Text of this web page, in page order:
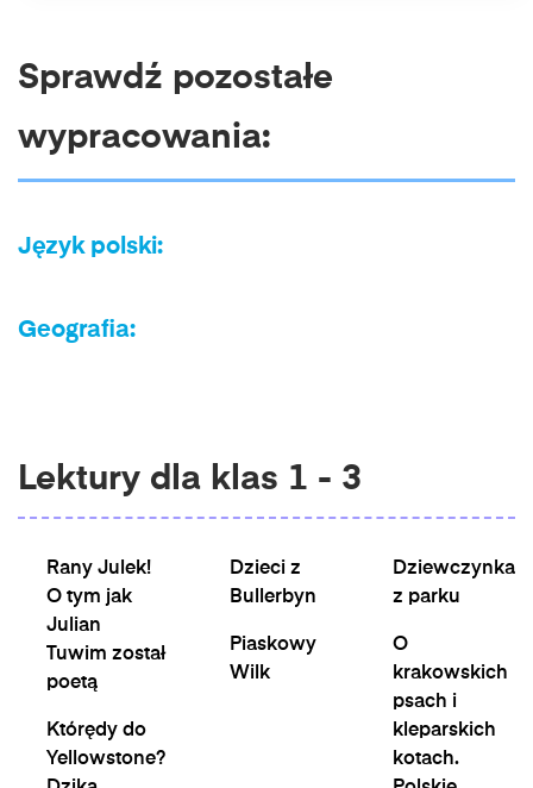
Sprawdź pozostałe
wypracowania:
Język polski:
Geografia:
Lektury dla klas 1 - 3
Rany Julek!
O tym jak
Julian
Tuwim został
poetą
Którędy do
Yellowstone?
Dzieci z
Bullerbyn
Piaskowy
Wilk
Dziewczynka
z parku
O
krakowskich
psach i
kleparskich
kotach.